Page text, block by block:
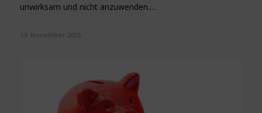
unwirksam und nicht anzuwenden.…
19. November 2015